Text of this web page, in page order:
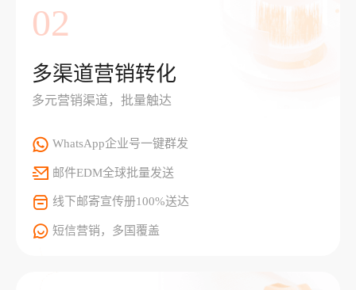
02
多渠道营销转化
多元营销渠道，批量触达
WhatsApp企业号一键群发
邮件EDM全球批量发送
线下邮寄宣传册100%送达
短信营销，多国覆盖